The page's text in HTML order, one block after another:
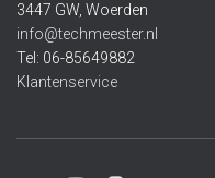
3447 GW, Woerden
info@techmeester.nl
Tel: 06-85649882
Klantenservice